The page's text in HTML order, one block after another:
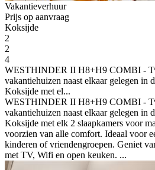
Vakantieverhuur
Prijs op aanvraag
Koksijde
2
2
4
WESTHINDER II H8+H9 COMBI -
vakantiehuizen naast elkaar gelegen in
Koksijde met el...
WESTHINDER II H8+H9 COMBI -
vakantiehuizen naast elkaar gelegen in
Koksijde met elk 2 slaapkamers voor
voorzien van alle comfort. Ideaal voor
kinderen of vriendengroepen. Geniet
met TV, Wifi en open keuken. ...